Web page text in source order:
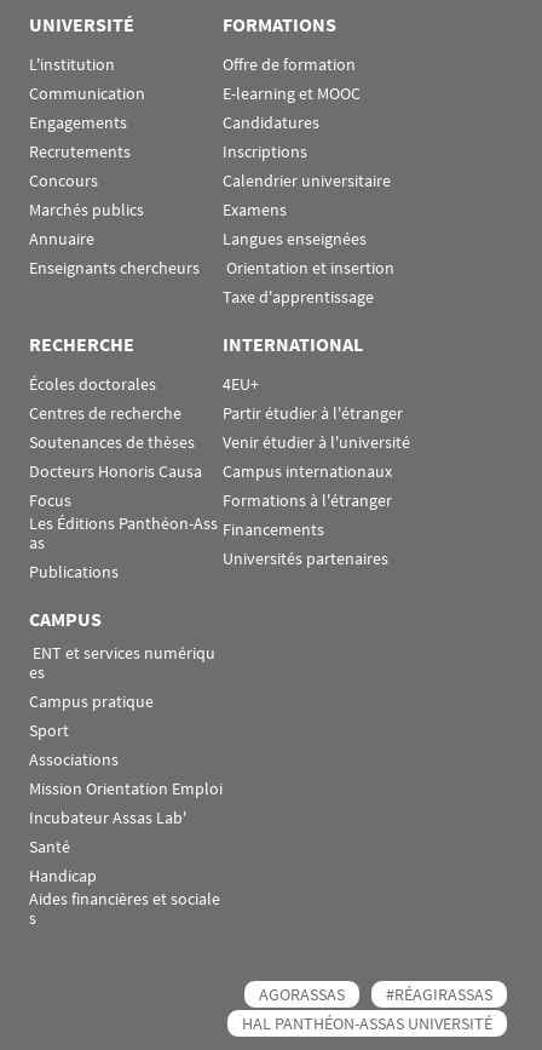
UNIVERSITÉ
L'institution
Communication
Engagements
Recrutements
Concours
Marchés publics
Annuaire
Enseignants chercheurs
FORMATIONS
Offre de formation
E-learning et MOOC
Candidatures
Inscriptions
Calendrier universitaire
Examens
Langues enseignées
Orientation et insertion
Taxe d'apprentissage
RECHERCHE
Écoles doctorales
Centres de recherche
Soutenances de thèses
Docteurs Honoris Causa
Focus
Les Éditions Panthéon-Ass
as
Publications
INTERNATIONAL
4EU+
Partir étudier à l'étranger
Venir étudier à l'université
Campus internationaux
Formations à l'étranger
Financements
Universités partenaires
CAMPUS
es
Campus pratique
Sport
Associations
Mission Orientation Emploi
Incubateur Assas Lab'
Santé
Handicap
Aides financières et sociale
s
AGORASSAS
#RÉAGIRASSAS
HAL PANTHÉON-ASSAS UNIVERSITÉ